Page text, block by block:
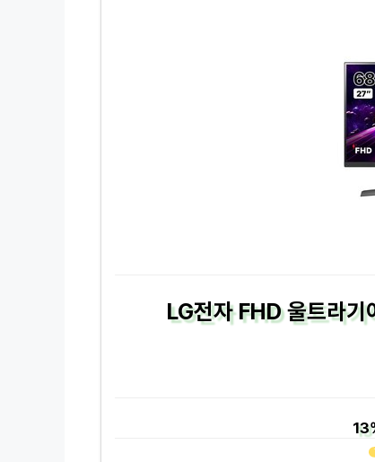
LG전자 FHD 울트라